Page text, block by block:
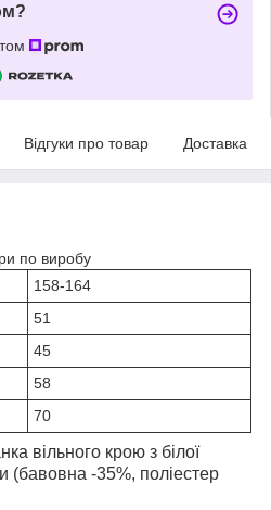
Відгуки про товар Доставка
по виробу
158-164
51
45
58
70
вільного крою з білої
(бавовна -35%, поліестер